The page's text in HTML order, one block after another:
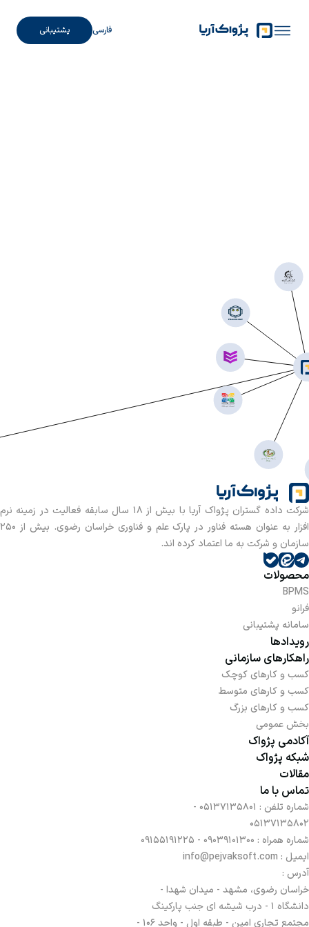
فارسی پشتیبانی
شرکت داده گستران پژواک آریا با بیش از 18 سال سابقه فعالیت در زمینه نرم
افزار به عنوان هسته فناور در پارک علم و فناوری خراسان رضوی. بیش از 250
سازمان و شرکت به ما اعتماد کرده اند.
محصولات
BPMS
فرانو
سامانه پشتیبانی
رویدادها
راهکارهای سازمانی
کسب و کارهای کوچک
کسب و کارهای متوسط
کسب و کارهای بزرگ
بخش عمومی
آکادمی پژواک
شبکه پژواک
مقالات
تماس با ما
شماره تلفن :
05137135801 -
05137135802
شماره همراه : 09039101300 - 09155191225
ایمیل : info@pejvaksoft.com
آدرس :
خراسان رضوی، مشهد - میدان شهدا -
دانشگاه 1 - درب شیشه ای جنب پارکینگ
مجتمع تجاری امین - طبقه اول - واحد 106 -